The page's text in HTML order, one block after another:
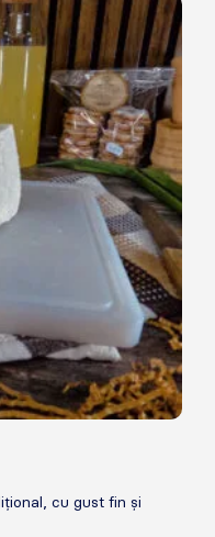
cu gust fin și